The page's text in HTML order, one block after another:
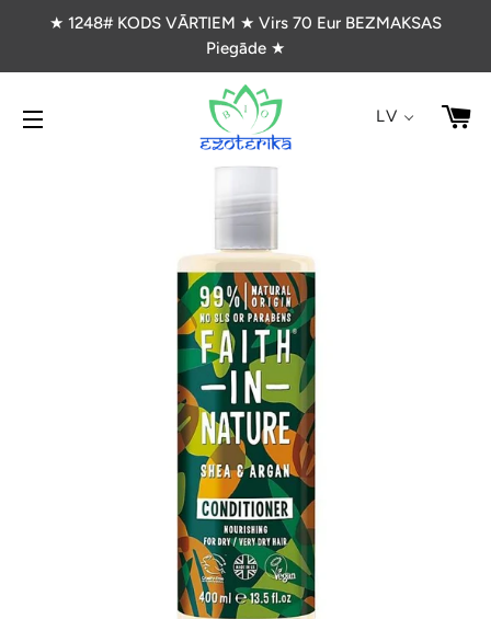
★ 1248# KODS VĀRTIEM ★ Virs 70 Eur BEZMAKSAS
Piegāde ★
VIETNES NAVIGĀCIJA
LV